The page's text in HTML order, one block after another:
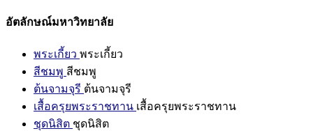
อัตลักษณ์มหาวิทยาลัย
พระเกี้ยว พระเกี้ยว
สีชมพู สีชมพู
ต้นจามจุรี ต้นจามจุรี
เสื้อครุยพระราชทาน เสื้อครุยพระราชทาน
ชุดนิสิต ชุดนิสิต